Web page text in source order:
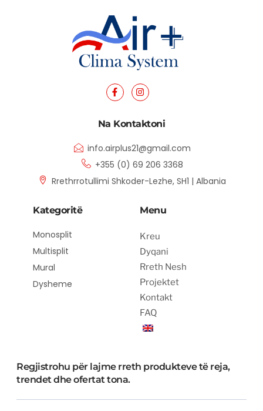
Na Kontaktoni
info.airplus21@gmail.com
+355 (0) 69 206 3368
Rrethrrotullimi Shkoder-Lezhe, SH1 | Albania
Kategoritë
Monosplit
Multisplit
Mural
Dysheme
Menu
Kreu
Dyqani
Rreth Nesh
Projektet
Kontakt
FAQ
Regjistrohu për lajme rreth produkteve të reja,
trendet dhe ofertat tona.